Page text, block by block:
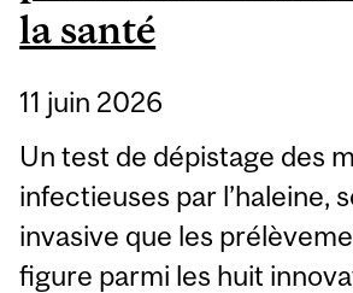
la santé
11 juin 2026
Un test de dépistage des
infectieuses par l’haleine,
invasive que les
figure parmi les huit